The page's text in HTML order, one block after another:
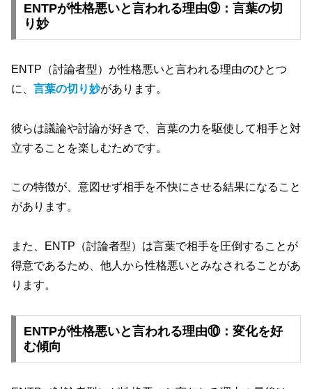
ENTPが性格悪いと言われる理由⑨：言葉の切
り妙
ENTP（討論者型）が性格悪いと言われる理由のひとつ
に、 言葉の切り妙があります。
彼らは議論や討論が好きで、言葉の力を駆使して相手と対
立することを楽しむためです。
この特徴が、意図せず相手を不快にさせる結果になること
があります。
また、ENTP（討論者型）は言葉で相手を圧倒することが
得意であるため、他人から性格悪いとみなされることがあ
ります。
ENTPが性格悪いと言われる理由⑩：変化を好
む傾向